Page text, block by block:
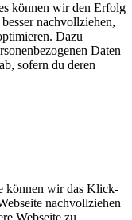
können wir den Erfolg
nachvollziehen,
Dazu
Daten
sofern du deren
können wir das Klick-
nachvollziehen
Webseite zu